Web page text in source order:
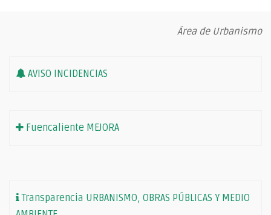
Área de Urbanismo
AVISO INCIDENCIAS
Fuencaliente MEJORA
Transparencia URBANISMO, OBRAS PÚBLICAS Y MEDIO